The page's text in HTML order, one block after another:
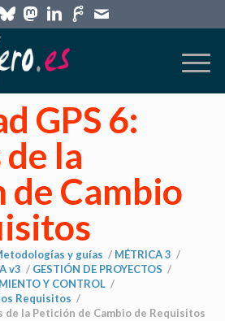
GPS 6:
la
de Cambio
y guías / MÉTRICA 3 /
v3 / GESTIÓN DE PROYECTOS /
Y CONTROL /
Requisitos /
de la Petición de Cambio de Requisitos